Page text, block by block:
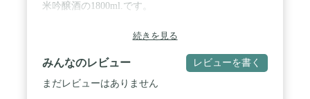
米吟醸酒の1800ml.です。
続きを見る
みんなのレビュー レビューを書く
まだレビューはありません